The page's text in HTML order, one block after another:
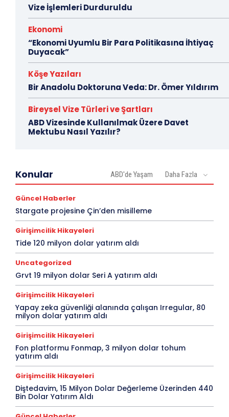
Vize İşlemleri Durduruldu
Ekonomi
“Ekonomi Uyumlu Bir Para Politikasına İhtiyaç
Duyacak”
Köşe Yazıları
Bir Anadolu Doktoruna Veda: Dr. Ömer Yıldırım
Bireysel Vize Türleri ve Şartları
ABD Vizesinde Kullanılmak Üzere Davet
Mektubu Nasıl Yazılır?
Konular ABD'de Yaşam Daha Fazla
Güncel Haberler
Stargate projesine Çin’den misilleme
Girişimcilik Hikayeleri
Tide 120 milyon dolar yatırım aldı
Uncategorized
Grvt 19 milyon dolar Seri A yatırım aldı
Girişimcilik Hikayeleri
Yapay zeka güvenliği alanında çalışan Irregular, 80
milyon dolar yatırım aldı
Girişimcilik Hikayeleri
Fon platformu Fonmap, 3 milyon dolar tohum
yatırım aldı
Girişimcilik Hikayeleri
Diştedavim, 15 Milyon Dolar Değerleme Üzerinden 440
Bin Dolar Yatırım Aldı